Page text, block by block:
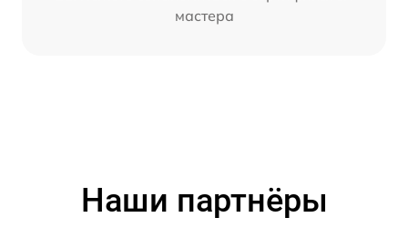
мастера
Наши партнёры